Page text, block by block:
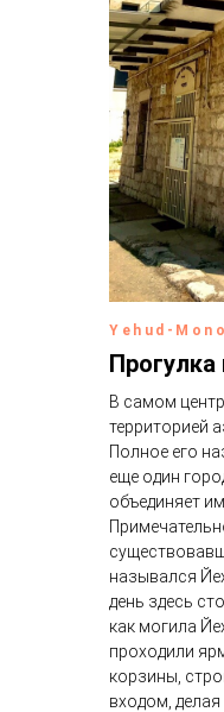
Yehud-
В самом
территорией
Полное его
еще один
объединяет
назывался
день здесь
как могила
проходили
корзины,
входом,